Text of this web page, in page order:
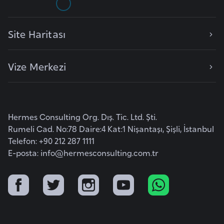
Site Haritası
Vize Merkezi
Hermes Consulting Org. Dış. Tic. Ltd. Şti.
Rumeli Cad. No:78 Daire:4 Kat:1 Nişantaşı, Şişli, İstanbul
Telefon: +90 212 287 1111
E-posta: info@hermesconsulting.com.tr
a
s
B
u
k
i